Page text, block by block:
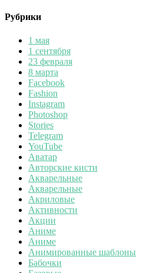
Рубрики
1 мая
1 сентября
23 февраля
8 марта
Facebook
Fashion
Instagram
Photoshop
Stories
Telegram
YouTube
Аватар
Авторские кисти
Акварельные
Акварельные
Акриловые
Активности
Акции
Аниме
Аниме
Анимированные шаблоны
Бабочки